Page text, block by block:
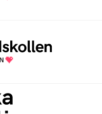
ett oberoende
som drivs av